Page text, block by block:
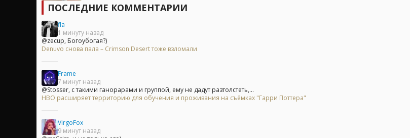
ПОСЛЕДНИЕ КОММЕНТАРИИ
fla
1 минуту назад
@zecup, Богоубогая?)
Denuvo снова пала – Crimson Desert тоже взломали
Frame
7 минут назад
@Stosser, с такими ганорарами и группой, ему не дадут разтолстеть,...
HBO расширяет территорию для обучения и проживания на съёмках "Гарри Поттера"
VirgoFox
9 минут назад